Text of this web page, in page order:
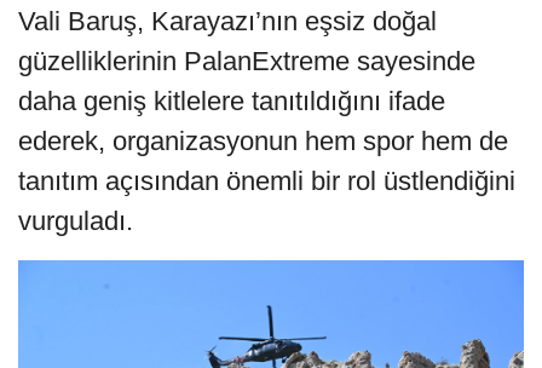
Vali Baruş, Karayazı’nın eşsiz doğal
güzelliklerinin PalanExtreme sayesinde
daha geniş kitlelere tanıtıldığını ifade
ederek, organizasyonun hem spor hem de
tanıtım açısından önemli bir rol üstlendiğini
vurguladı.